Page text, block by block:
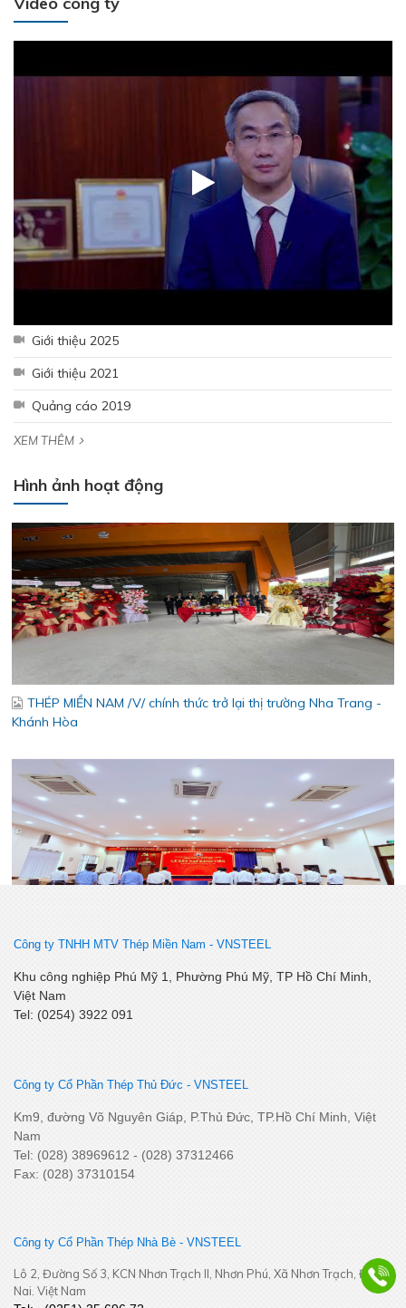
Giới thiệu 2025
Giới thiệu 2021
Quảng cáo 2019
XEM THÊM
Hình ảnh hoạt động
Hưởng ứng tháng công nhân 2026 - Lan tỏa tinh thần gắn kết
– Chăm lo người lao động
THÉP MIỀN NAM /V/ chính thức trở lại thị trường Nha Trang -
SSCV tăng cường kết nối, phát triển tiêu thụ tại thị trường
Miền Tây Nam Bộ
Công ty TNHH MTV Thép Miền Nam - VNSTEEL
Khu công nghiệp Phú Mỹ 1, Phường Phú Mỹ, TP Hồ Chí Minh,
Việt Nam
Tel: (0254) 3922 091
Công ty Cổ Phần Thép Thủ Đức - VNSTEEL
Km9, đường Võ Nguyên Giáp, P.Thủ Đức, TP.Hồ Chí Minh, Việt
Nam
Tel: (028) 38969612 - (028) 37312466
Fax: (028) 37310154
Công ty Cổ Phần Thép Nhà Bè - VNSTEEL
Lô 2, Đường Số 3, KCN Nhơn Trạch II, Nhơn Phú, Xã Nhơn Trạch, Đồng
Nai. Việt Nam